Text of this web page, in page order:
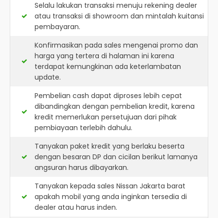
Selalu lakukan transaksi menuju rekening dealer
atau transaksi di showroom dan mintalah kuitansi
pembayaran.
Konfirmasikan pada sales mengenai promo dan
harga yang tertera di halaman ini karena
terdapat kemungkinan ada keterlambatan
update.
Pembelian cash dapat diproses lebih cepat
dibandingkan dengan pembelian kredit, karena
kredit memerlukan persetujuan dari pihak
pembiayaan terlebih dahulu.
Tanyakan paket kredit yang berlaku beserta
dengan besaran DP dan cicilan berikut lamanya
angsuran harus dibayarkan.
Tanyakan kepada sales Nissan Jakarta barat
apakah mobil yang anda inginkan tersedia di
dealer atau harus inden.